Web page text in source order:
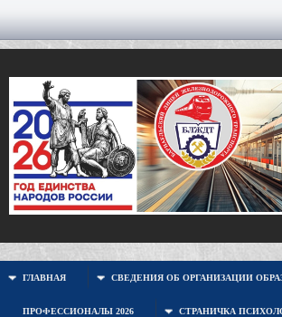
ГЛАВНАЯ СВЕДЕНИЯ ОБ ОРГАНИЗАЦИИ
ПРОФЕССИОНАЛЫ 2026 СТРАНИЧКА